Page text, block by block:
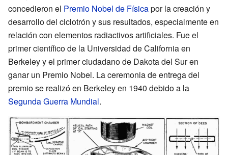
concedieron el Premio Nobel de Físicapor la creación y
desarrollo del ciclotrón y sus resultados, especialmente en
relación con elementos radiactivos artificiales. Fue el
primer científico de la Universidad de California en
Berkeley y el primer ciudadano de Dakota del Sur en
ganar un Premio Nobel. La ceremonia de entrega del
premio se realizó en Berkeley en 1940 debido a la
Segunda Guerra Mundial.